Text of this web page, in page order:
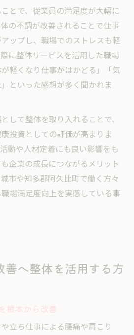
とで、従業員の満足度が大幅に
の不調が改善されることで仕事
ップし、職場でのストレスも軽
に整体サービスを活用した職場
軽くなり仕事がはかどる」「気
といった感想が多く聞かれま
して整体を取り入れることで、
投資としての評価が高まりま
動や人材定着にも良い影響をも
企業の成長につながるメリット
市や知多郡阿久比町で働く方々
場満足度向上を実感している事
善へ整体を活用する方
立ち仕事による腰痛や肩こり